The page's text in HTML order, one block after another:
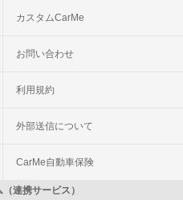
カスタムCarMe
お問い合わせ
利用規約
外部送信について
CarMe自動車保険
連携サービス）